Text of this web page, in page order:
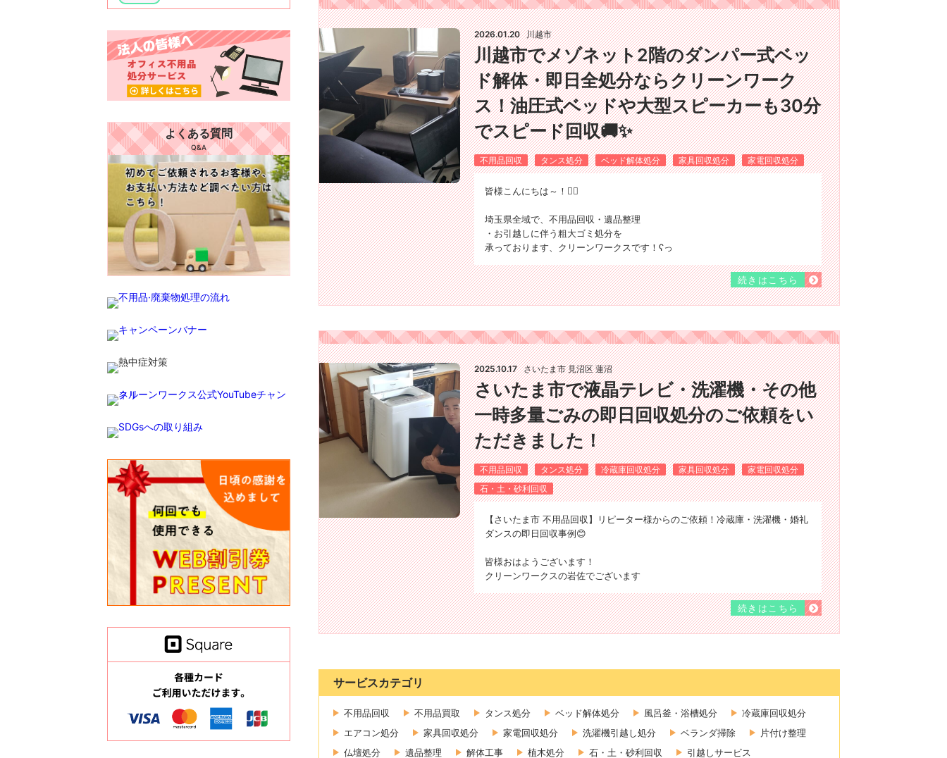
2026.01.20 川越市
川越市でメゾネット2階のダンパー式ベッ
ド解体・即日全処分ならクリーンワーク
ス！油圧式ベッドや大型スピーカーも30分
でスピード回収🚚✨
不用品回収 タンス処分 ベッド解体処分 家具回収処分 家電回収処分
​皆様こんにちは～！🙂‍↕️
埼玉県全域で、不用品回収・遺品整理
・お引越しに伴う粗大ゴミ処分を
承っております、クリーンワークスです！ʕ⁠っ
続きはこちら
2025.10.17 さいたま市 見沼区 蓮沼
さいたま市で液晶テレビ・洗濯機・その他
一時多量ごみの即日回収処分のご依頼をい
ただきました！
不用品回収 タンス処分 冷蔵庫回収処分 家具回収処分
家電回収処分
石・土・砂利回収
【さいたま市 不用品回収】リピーター様からのご依頼！冷蔵庫・洗濯機・婚礼
ダンスの即日回収事例😊
皆様おはようございます！
クリーンワークスの岩佐でございます
続きはこちら
サービスカテゴリ
不用品回収 不用品買取 タンス処分 ベッド解体処分 風呂釜・浴槽処分
冷蔵庫回収処分
エアコン処分
家具回収処分 家電回収処分 洗濯機引越し処分 ベランダ掃除
片付け整理
仏壇処分
遺品整理 解体工事 植木処分 石・土・砂利回収 引越しサービス
よくある質問
Q&A